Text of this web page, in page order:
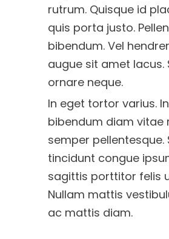
rutrum. Quisque id
quis porta justo.
bibendum. Vel
augue sit amet lacus.
ornare neque.
In eget tortor varius.
bibendum diam vitae
semper pellentesque.
tincidunt congue
sagittis porttitor felis
Nullam mattis
ac mattis diam.